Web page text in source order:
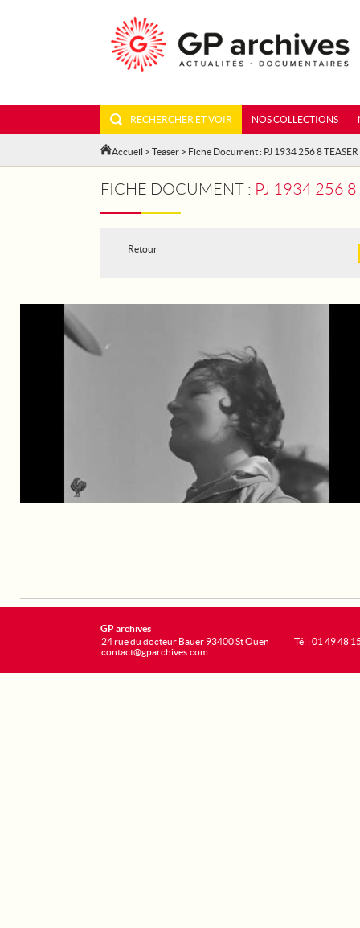
RECHERCHER ET VOIR NOS COLLECTIONS
Accueil > Teaser > Fiche Document : PJ 1934 256 8 TEASER
FICHE DOCUMENT : PJ 1934 256 8
Retour
GP archives
24 rue du docteur Bauer 93400 St Ouen
contact@gparchives.com
Tél : 01 49 48